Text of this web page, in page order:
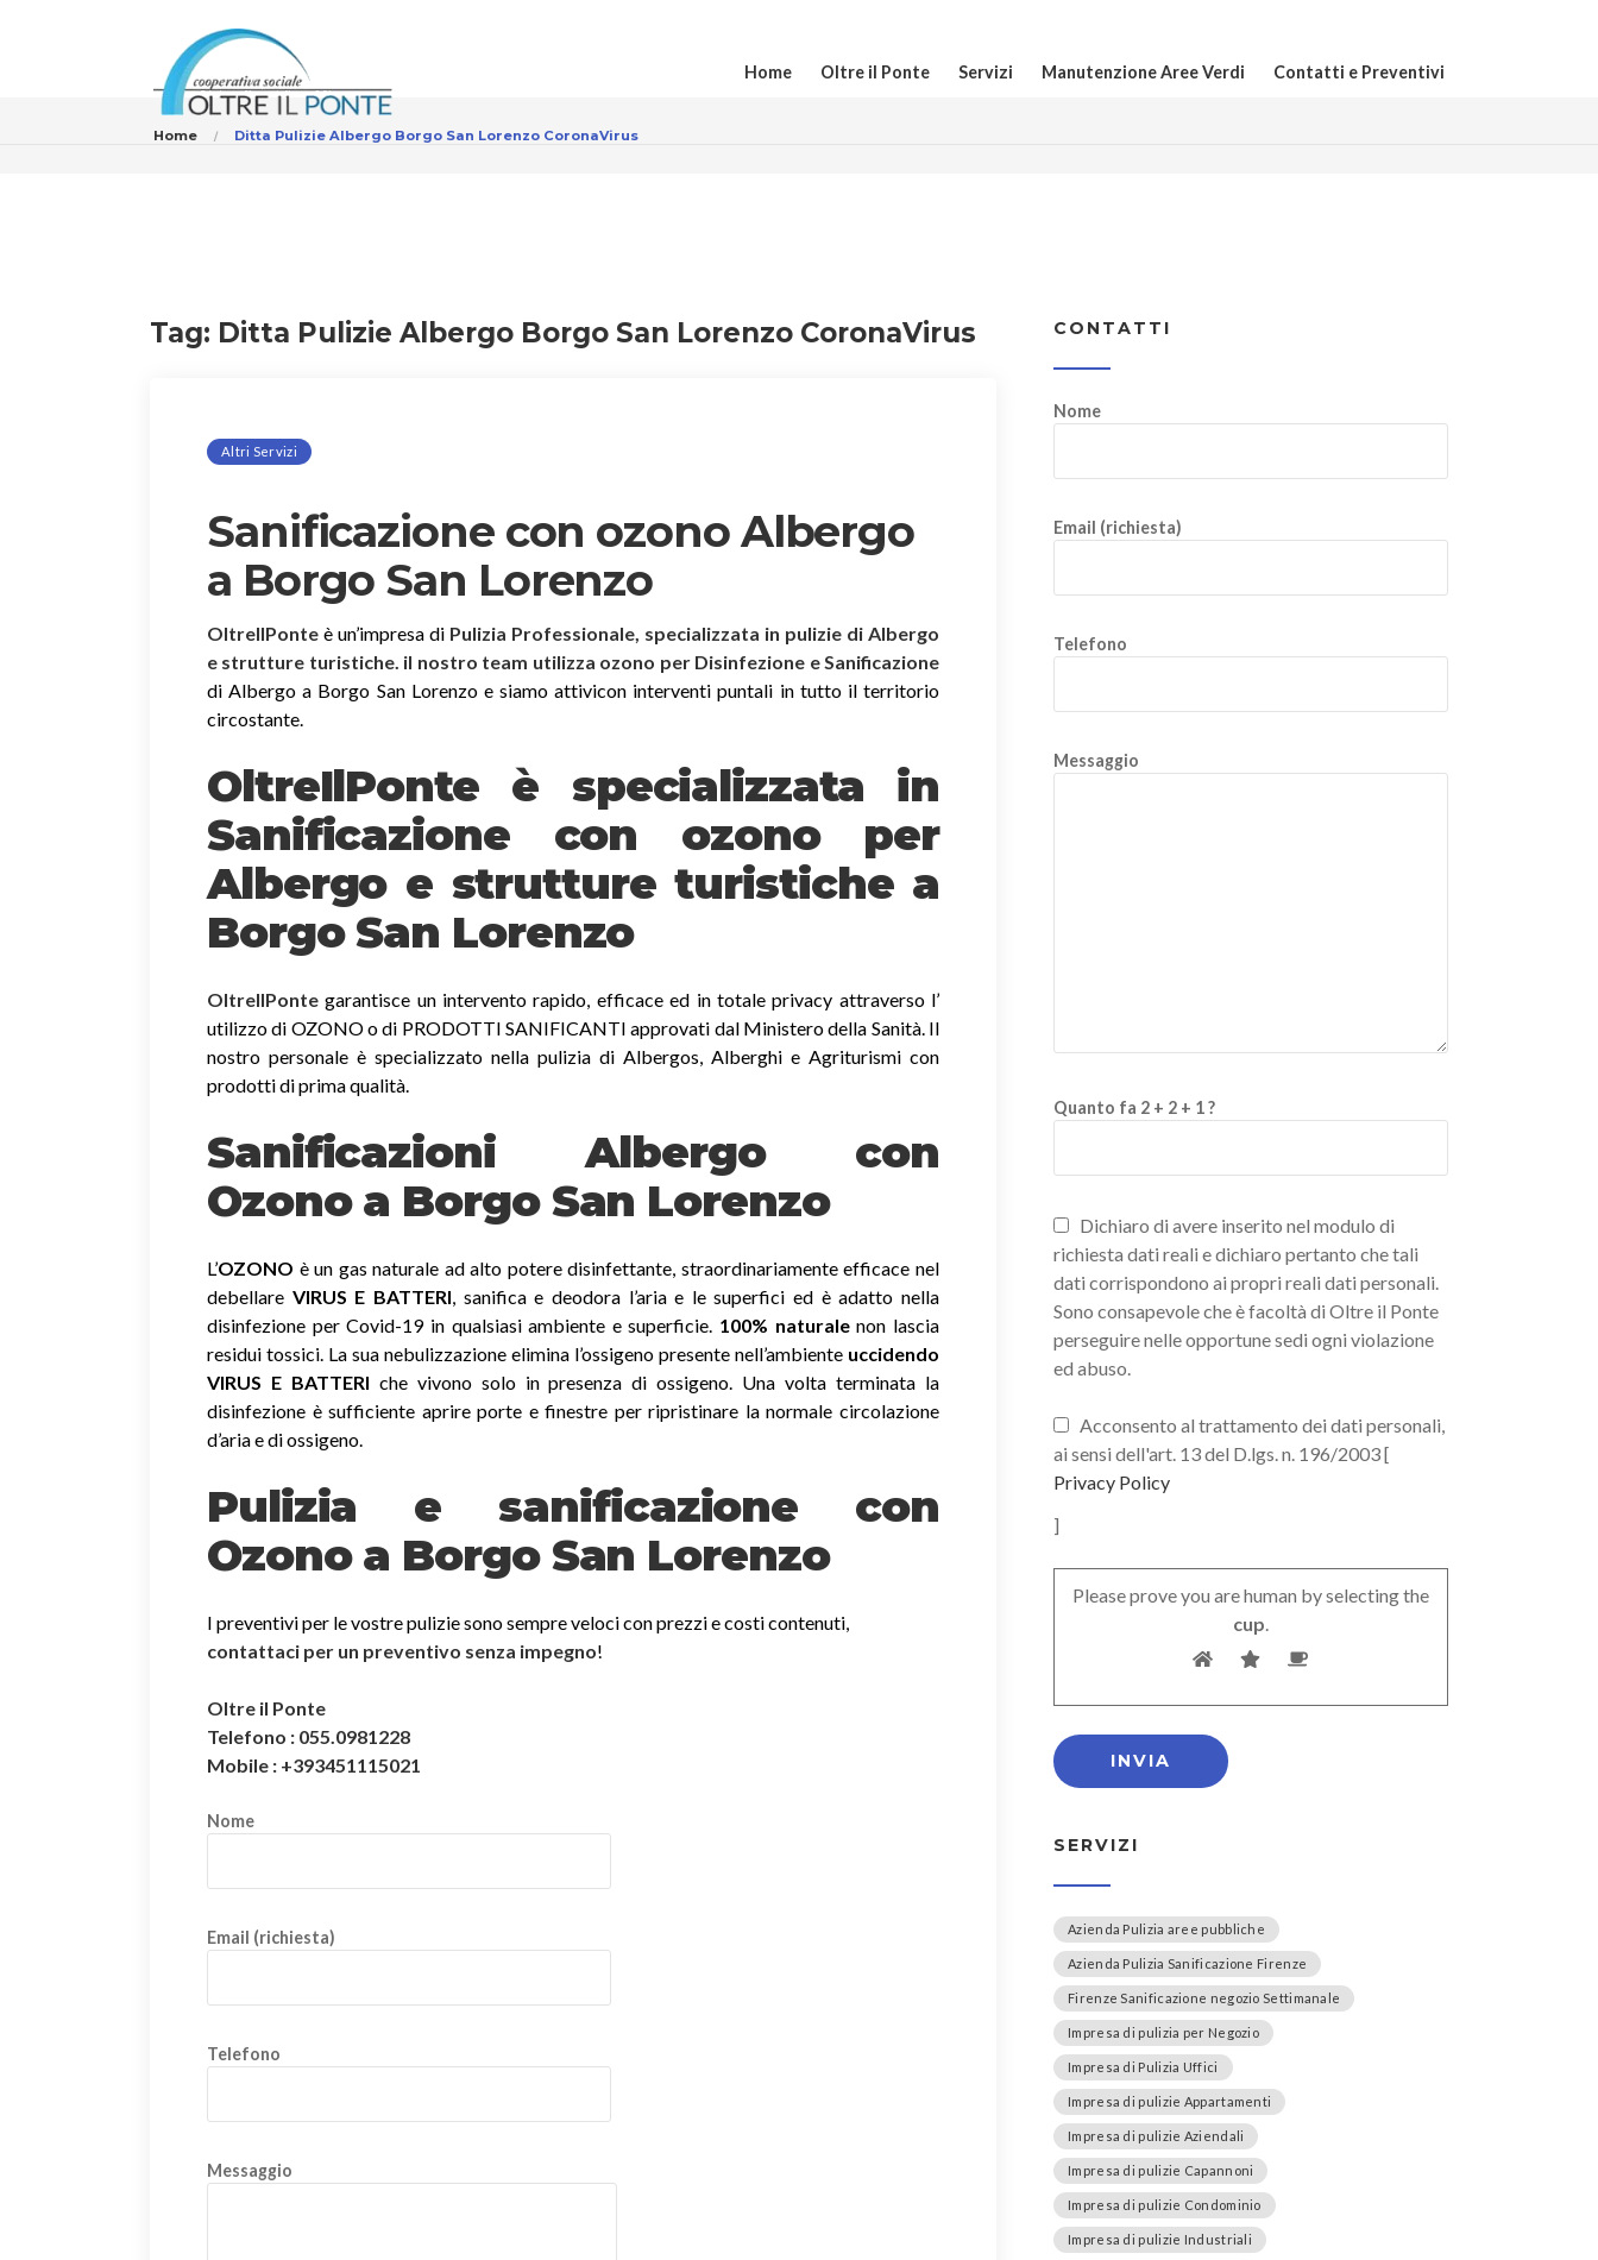
Home Oltre il Ponte Servizi Manutenzione Aree Verdi Contatti e Preventivi
Home Ditta Pulizie Albergo Borgo San Lorenzo CoronaVirus
Tag: Ditta Pulizie Albergo Borgo San Lorenzo CoronaVirus
Altri Servizi
Sanificazione con ozono Albergo
a Borgo San Lorenzo
OltreIlPonte è un’impresa di Pulizia Professionale, specializzata in pulizie di Albergo
e strutture turistiche. il nostro team utilizza ozono per Disinfezione e Sanificazione
di Albergo a Borgo San Lorenzo e siamo attivicon interventi puntali in tutto il territorio
circostante.
OltreIlPonte è specializzata in
Sanificazione con ozono per
Albergo e strutture turistiche a
Borgo San Lorenzo
OltreIlPonte garantisce un intervento rapido, efficace ed in totale privacy attraverso l’
utilizzo di OZONO o di PRODOTTI SANIFICANTI approvati dal Ministero della Sanità. Il
nostro personale è specializzato nella pulizia di Albergos, Alberghi e Agriturismi con
prodotti di prima qualità.
Sanificazioni Albergo con
Ozono a Borgo San Lorenzo
L’OZONO è un gas naturale ad alto potere disinfettante, straordinariamente efficace nel
debellare VIRUS E BATTERI, sanifica e deodora l’aria e le superfici ed è adatto nella
disinfezione per Covid-19 in qualsiasi ambiente e superficie. 100% naturalenon lascia
residui tossici. La sua nebulizzazione elimina l’ossigeno presente nell’ambiente uccidendo
VIRUS E BATTERI che vivono solo in presenza di ossigeno. Una volta terminata la
disinfezione è sufficiente aprire porte e finestre per ripristinare la normale circolazione
d’aria e di ossigeno.
Pulizia e sanificazione con
Ozono a Borgo San Lorenzo
I preventivi per le vostre pulizie sono sempre veloci con prezzi e costi contenuti,
contattaci per un preventivo senza impegno!
Oltre il Ponte
Telefono : 055.0981228
Mobile : +393451115021
Nome
Email (richiesta)
Telefono
Messaggio
CONTATTI
Nome
Email (richiesta)
Telefono
Messaggio
Quanto fa 2 + 2 + 1 ?
Dichiaro di avere inserito nel modulo di
richiesta dati reali e dichiaro pertanto che tali
dati corrispondono ai propri reali dati personali.
Sono consapevole che è facoltà di Oltre il Ponte
perseguire nelle opportune sedi ogni violazione
ed abuso.
Acconsento al trattamento dei dati personali,
ai sensi dell'art. 13 del D.lgs. n. 196/2003 [
Privacy Policy
]
Please prove you are human by selecting the
cup.
SERVIZI
Azienda Pulizia aree pubbliche
Azienda Pulizia Sanificazione Firenze
Firenze Sanificazione negozio Settimanale
Impresa di pulizia per Negozio
Impresa di Pulizia Uffici
Impresa di pulizie Appartamenti
Impresa di pulizie Aziendali
Impresa di pulizie Capannoni
Impresa di pulizie Condominio
Impresa di pulizie Industriali